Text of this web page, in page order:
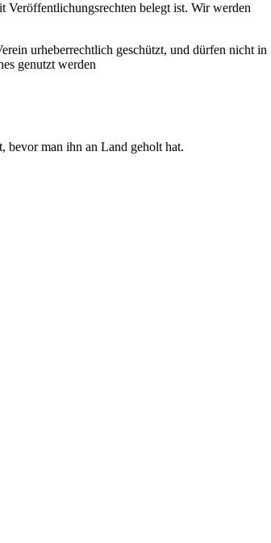
belegt ist. Wir werden
urheberrechtlich geschützt, und dürfen nicht in
genutzt werden
bevor man ihn an Land geholt hat.